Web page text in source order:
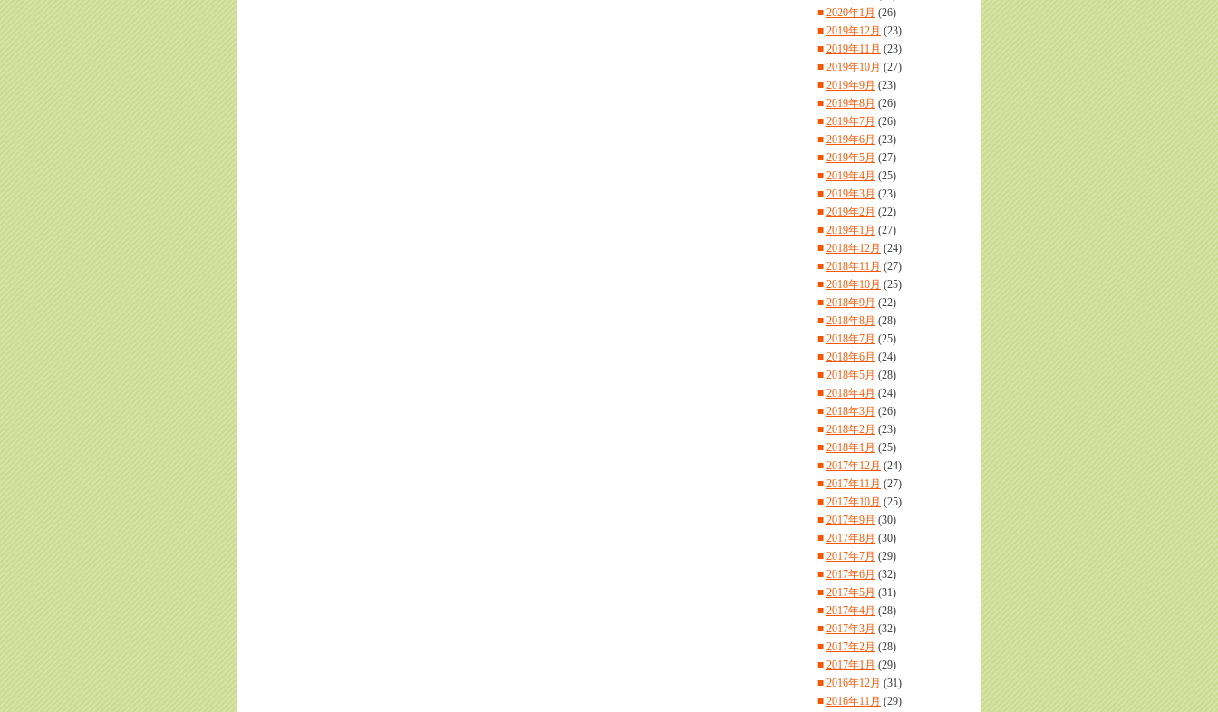
■ 2020年1月 (26)
■ 2019年12月 (23)
■ 2019年11月 (23)
■ 2019年10月 (27)
■ 2019年9月 (23)
■ 2019年8月 (26)
■ 2019年7月 (26)
■ 2019年6月 (23)
■ 2019年5月 (27)
■ 2019年4月 (25)
■ 2019年3月 (23)
■ 2019年2月 (22)
■ 2019年1月 (27)
■ 2018年12月 (24)
■ 2018年11月 (27)
■ 2018年10月 (25)
■ 2018年9月 (22)
■ 2018年8月 (28)
■ 2018年7月 (25)
■ 2018年6月 (24)
■ 2018年5月 (28)
■ 2018年4月 (24)
■ 2018年3月 (26)
■ 2018年2月 (23)
■ 2018年1月 (25)
■ 2017年12月 (24)
■ 2017年11月 (27)
■ 2017年10月 (25)
■ 2017年9月 (30)
■ 2017年8月 (30)
■ 2017年7月 (29)
■ 2017年6月 (32)
■ 2017年5月 (31)
■ 2017年4月 (28)
■ 2017年3月 (32)
■ 2017年2月 (28)
■ 2017年1月 (29)
■ 2016年12月 (31)
■ 2016年11月 (29)